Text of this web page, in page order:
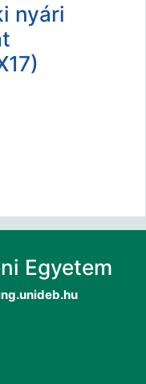
nyári
Egyetem